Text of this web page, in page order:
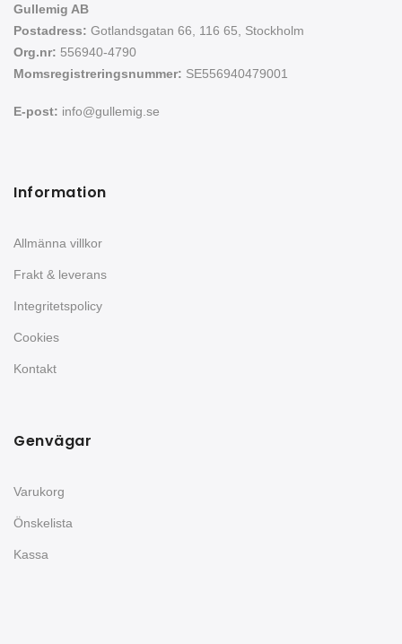
Gullemig AB
Postadress: Gotlandsgatan 66, 116 65, Stockholm
Org.nr: 556940-4790
Momsregistreringsnummer: SE556940479001
E-post: info@gullemig.se
Information
Allmänna villkor
Frakt & leverans
Integritetspolicy
Cookies
Kontakt
Genvägar
Varukorg
Önskelista
Kassa